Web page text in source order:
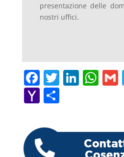
presentazione delle
nostri uffici.
F
a
c
e
b
T
w
itt
Li
dI
W
A
Y
h
o
C
n